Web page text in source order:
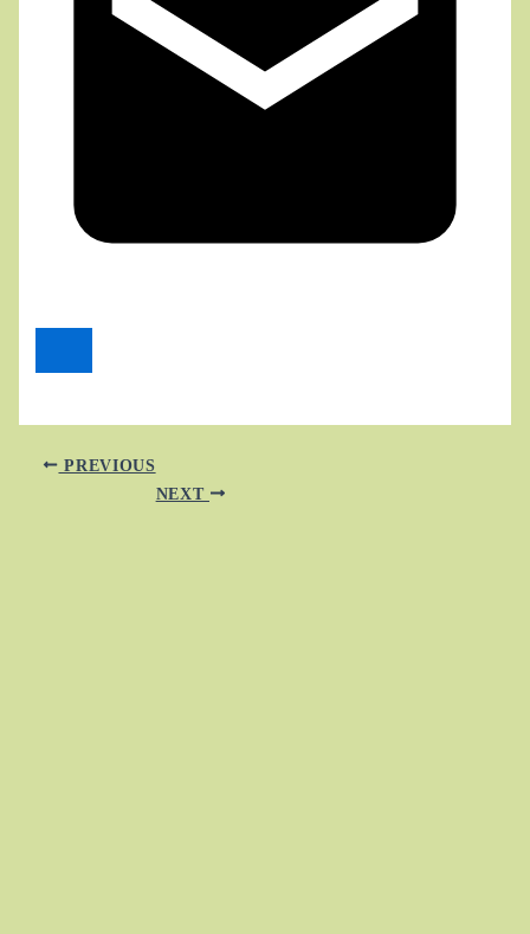
PREVIOUS
NEXT